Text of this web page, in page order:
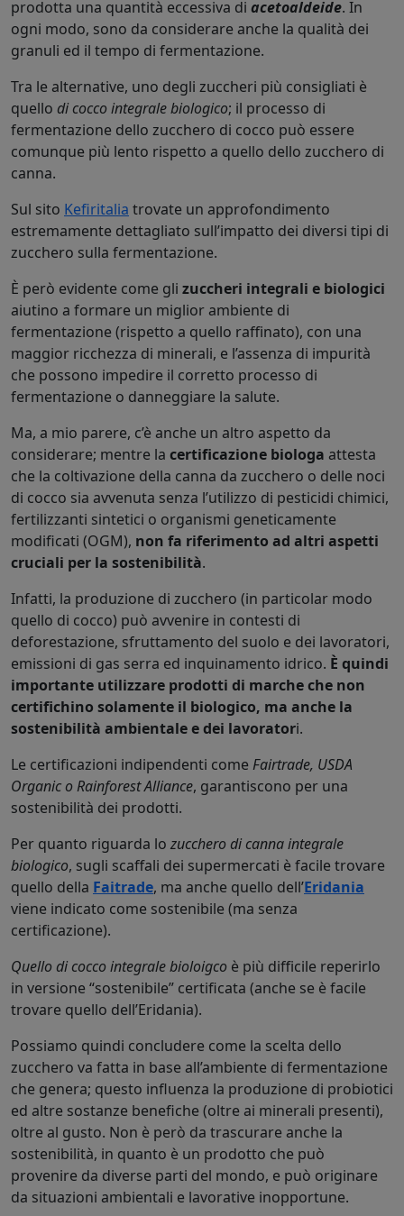
prodotta una quantità eccessiva di acetoaldeide. In
ogni modo, sono da considerare anche la qualità dei
granuli ed il tempo di fermentazione.
Tra le alternative, uno degli zuccheri più consigliati è
quello di cocco integrale biologico; il processo di
fermentazione dello zucchero di cocco può essere
comunque più lento rispetto a quello dello zucchero di
canna.
Sul sito Kefiritalia trovate un approfondimento
estremamente dettagliato sull’impatto dei diversi tipi di
zucchero sulla fermentazione.
È però evidente come gli zuccheri integrali e biologici
aiutino a formare un miglior ambiente di
fermentazione (rispetto a quello raffinato), con una
maggior ricchezza di minerali, e l’assenza di impurità
che possono impedire il corretto processo di
fermentazione o danneggiare la salute.
Ma, a mio parere, c’è anche un altro aspetto da
considerare; mentre la certificazione biologa attesta
che la coltivazione della canna da zucchero o delle noci
di cocco sia avvenuta senza l’utilizzo di pesticidi chimici,
fertilizzanti sintetici o organismi geneticamente
modificati (OGM), non fa riferimento ad altri aspetti
cruciali per la sostenibilità.
Infatti, la produzione di zucchero (in particolar modo
quello di cocco) può avvenire in contesti di
deforestazione, sfruttamento del suolo e dei lavoratori,
emissioni di gas serra ed inquinamento idrico. È quindi
importante utilizzare prodotti di marche che non
certifichino solamente il biologico, ma anche la
sostenibilità ambientale e dei lavoratori.
Le certificazioni indipendenti come Fairtrade, USDA
Organic o Rainforest Alliance, garantiscono per una
sostenibilità dei prodotti.
Per quanto riguarda lo zucchero di canna integrale
biologico, sugli scaffali dei supermercati è facile trovare
quello della Faitrade, ma anche quello dell’Eridania
viene indicato come sostenibile (ma senza
certificazione).
Quello di cocco integrale bioloigco è più difficile reperirlo
in versione “sostenibile” certificata (anche se è facile
trovare quello dell’Eridania).
Possiamo quindi concludere come la scelta dello
zucchero va fatta in base all’ambiente di fermentazione
che genera; questo influenza la produzione di probiotici
ed altre sostanze benefiche (oltre ai minerali presenti),
oltre al gusto. Non è però da trascurare anche la
sostenibilità, in quanto è un prodotto che può
provenire da diverse parti del mondo, e può originare
da situazioni ambientali e lavorative inopportune.